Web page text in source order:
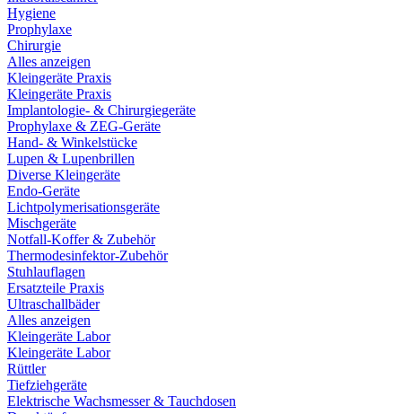
Hygiene
Prophylaxe
Chirurgie
Alles anzeigen
Kleingeräte Praxis
Kleingeräte Praxis
Implantologie- & Chirurgiegeräte
Prophylaxe & ZEG-Geräte
Hand- & Winkelstücke
Lupen & Lupenbrillen
Diverse Kleingeräte
Endo-Geräte
Lichtpolymerisationsgeräte
Mischgeräte
Notfall-Koffer & Zubehör
Thermodesinfektor-Zubehör
Stuhlauflagen
Ersatzteile Praxis
Ultraschallbäder
Alles anzeigen
Kleingeräte Labor
Kleingeräte Labor
Rüttler
Tiefziehgeräte
Elektrische Wachsmesser & Tauchdosen